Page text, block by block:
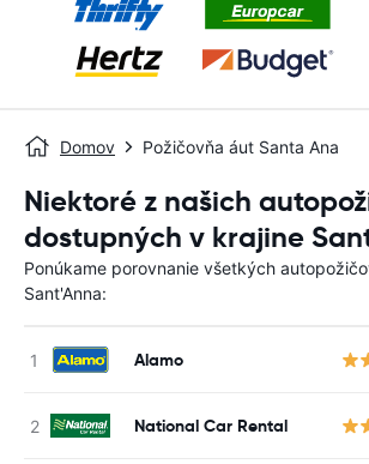
Domov Požičovňa áut Santa Ana
Niektoré z našich
dostupných v krajine
Ponúkame porovnanie všetkých
Sant'Anna:
Alamo
National Car Rental